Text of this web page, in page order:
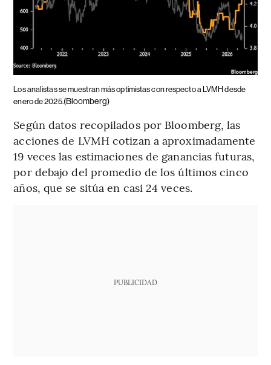
Los analistas se muestran más optimistas con respecto a LVMH desde
enero de 2025.(Bloomberg)
Según datos recopilados por Bloomberg, las
acciones de LVMH cotizan a aproximadamente
19 veces las estimaciones de ganancias futuras,
por debajo del promedio de los últimos cinco
años, que se sitúa en casi 24 veces.
PUBLICIDAD